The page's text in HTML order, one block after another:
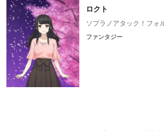
ロクト
ソプラノアタック！フォ
ファンタジー